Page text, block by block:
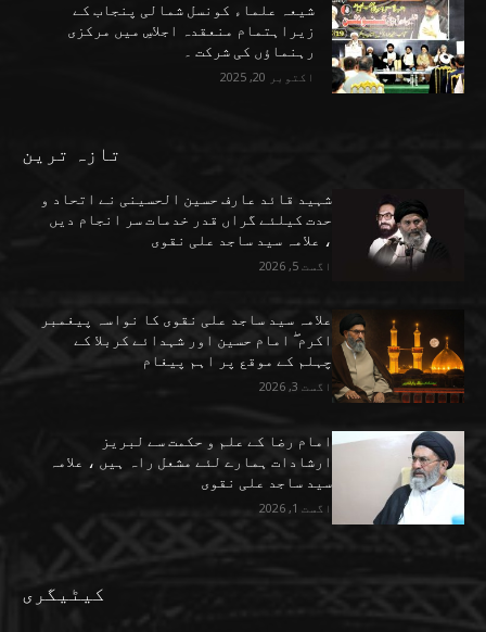
شیعہ علماء کونسل شمالی پنجاب کے
زیراہتمام منعقدہ اجلاسِ میں مرکزی
رہنماؤں کی شرکت ۔
اکتوبر 20, 2025
تازہ ترین
شہید قائد عارف حسین الحسینی نے اتحاد و
حدت کیلئے گراں قدر خدمات سر انجام دیں
، علامہ سید ساجد علی نقوی
اگست 5, 2026
علامہ سید ساجد علی نقوی کا نواسہ پیغمبر
اکرم ۖ امام حسین اور شہدائے کربلا کے
چہلم کے موقع پر اہم پیغام
اگست 3, 2026
امام رضا کے علم و حکمت سے لبریز
ارشادات ہمارے لئے مشعل راہ ہیں ، علامہ
سید ساجد علی نقوی
اگست 1, 2026
کیٹیگری